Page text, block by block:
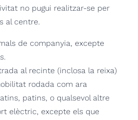
no pugui realitzar-se per
al centre.
de companyia, excepte
al recinte (inclosa la reixa)
rodada com ara
patins, o qualsevol altre
elèctric, excepte els que